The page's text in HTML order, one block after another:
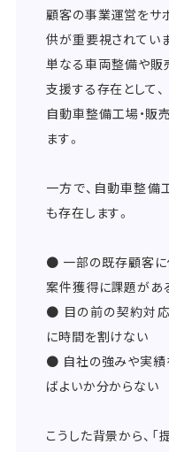
顧客の事業運営をサ
供が重要視されていま
単なる車両整備や販
支援する存在として、
自動車整備工場・販
ます。
一方で、自動車整備
も存在します。
● 一部の既存顧客に
案件獲得に課題があ
● 目の前の契約対
に時間を割けない
● 自社の強みや実績
ばよいか分からない
こうした背景から、「